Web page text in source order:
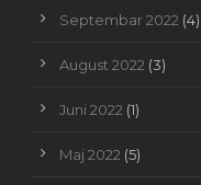
Septembar 2022 (4)
August 2022 (3)
Juni 2022 (1)
Maj 2022 (5)